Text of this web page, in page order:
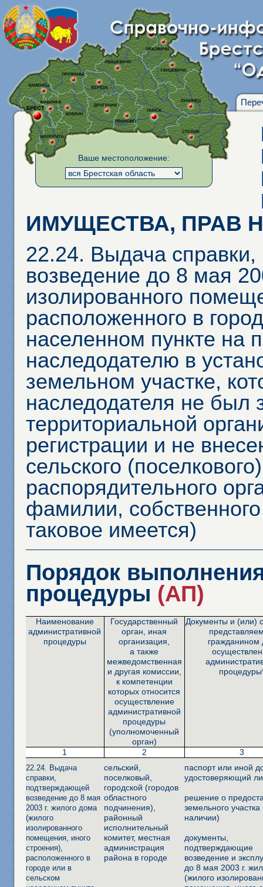
Ваше местоположение:
ИМУЩЕСТВА, ПРАВ
22.24. Выдача
возведение до 8 мая
изолированного
расположенного в
населенном пункте на
наследодателю в
земельном участке,
наследодателя не был
территориальной
регистрации и не
сельского
распорядительного
фамилии,
таковое имеется)
Порядок
процедуры (АП)
Наименование
административной
процедуры
Государственный
орган, иная
организация,
а также
межведомственная
и другая комиссии,
к компетенции
которых относится
осуществление
административной
процедуры
(уполномоченный
орган)
Документы и (или)
гражданином
1 2 3
22.24. Выдача
справки,
подтверждающей
возведение до 8 мая
2003 г. жилого дома
(жилого
изолированного
помещения, иного
строения),
расположенного в
городе или в
сельском
сельский,
поселковый,
городской (городов
областного
подчинения),
районный
исполнительный
комитет, местная
администрация
района в городе
паспорт или иной
удостоверяющий
решение о
земельного
наличии)
документы,
подтверждающие
возведение и
до 8 мая 2003 г.
(жилого